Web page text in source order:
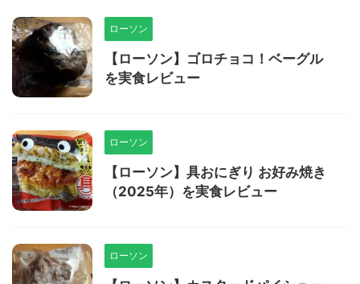
ローソン
【ローソン】ゴロチョコ！ベーグル
を実食レビュー
ローソン
【ローソン】具おにぎり お好み焼き
（2025年）を実食レビュー
ローソン